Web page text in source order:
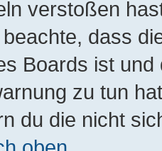
verstoßen
beachte, dass
Boards ist
zu tun
du die nicht